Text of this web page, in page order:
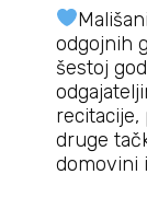
odgojnih
šestoj
druge
domovini